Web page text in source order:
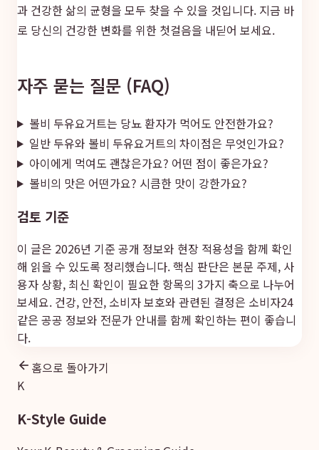
과 건강한 삶의 균형을 모두 찾을 수 있을 것입니다. 지금 바
로 당신의 건강한 변화를 위한 첫걸음을 내딛어 보세요.
자주 묻는 질문 (FAQ)
볼비 두유요거트는 당뇨 환자가 먹어도 안전한가요?
일반 두유와 볼비 두유요거트의 차이점은 무엇인가요?
아이에게 먹여도 괜찮은가요? 어떤 점이 좋은가요?
볼비의 맛은 어떤가요? 시큼한 맛이 강한가요?
검토 기준
이 글은 2026년 기준 공개 정보와 현장 적용성을 함께 확인
해 읽을 수 있도록 정리했습니다. 핵심 판단은 본문 주제, 사
용자 상황, 최신 확인이 필요한 항목의 3가지 축으로 나누어
보세요. 건강, 안전, 소비자 보호와 관련된 결정은 소비자24
같은 공공 정보와 전문가 안내를 함께 확인하는 편이 좋습니
다.
홈으로 돌아가기
K
K-Style Guide